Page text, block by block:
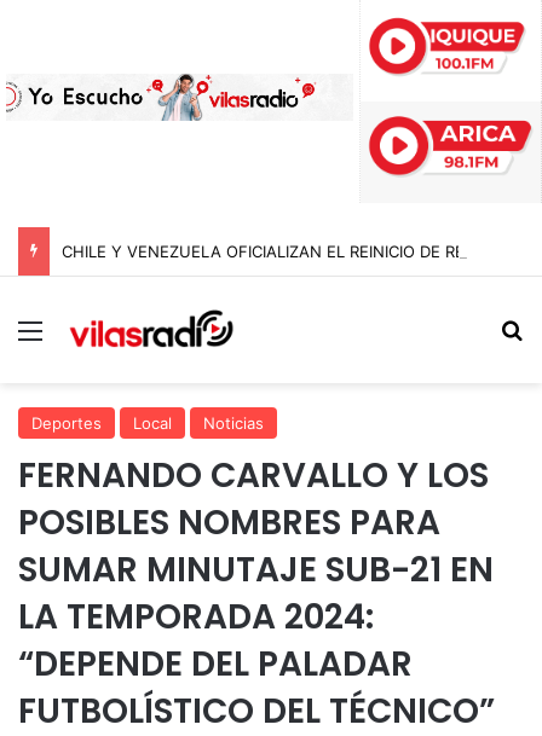
Menú
Deportes Local Noticias
FERNANDO CARVALLO Y LOS
POSIBLES NOMBRES PARA
SUMAR MINUTAJE SUB-21 EN
LA TEMPORADA 2024:
“DEPENDE DEL PALADAR
FUTBOLÍSTICO DEL TÉCNICO”